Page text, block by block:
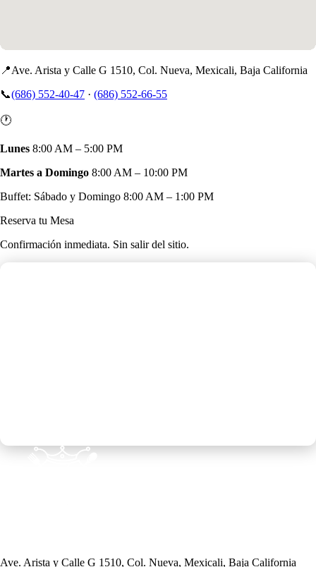
📍Ave. Arista y Calle G 1510, Col. Nueva, Mexicali, Baja California
📞(686) 552-40-47 · (686) 552-66-55
🕐
Lunes 8:00 AM – 5:00 PM
Martes a Domingo 8:00 AM – 10:00 PM
Buffet: Sábado y Domingo 8:00 AM – 1:00 PM
Reserva tu Mesa
Confirmación inmediata. Sin salir del sitio.
Ave. Arista y Calle G 1510, Col. Nueva, Mexicali, Baja California